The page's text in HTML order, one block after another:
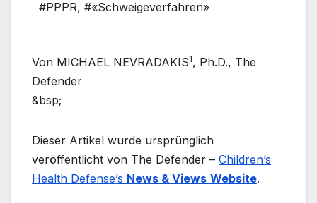
#PPPR, #«Schweigeverfahren»
Von MICHAEL NEVRADAKIS1, Ph.D., The
Defender
&bsp;
Dieser Artikel wurde ursprünglich
veröffentlicht von The Defender – Children’s
Health Defense’s News & Views Website.